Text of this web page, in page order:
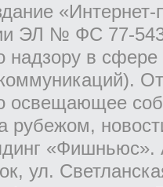
ЭЛ № ФС 77-
надзору в
освещающее
рубежом,
«Фишньюс».
ул.